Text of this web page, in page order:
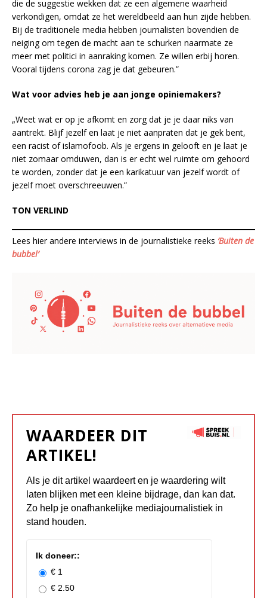
die de suggestie wekken dat ze een algemene waarheid
verkondigen, omdat ze het wereldbeeld aan hun zijde hebben.
Bij de traditionele media hebben journalisten bovendien de
neiging om tegen de macht aan te schurken naarmate ze
meer met politici in aanraking komen. Ze willen erbij horen.
Vooral tijdens corona zag je dat gebeuren.”
Wat voor advies heb je aan jonge opiniemakers?
„Weet wat er op je afkomt en zorg dat je je daar niks van
aantrekt. Blijf jezelf en laat je niet aanpraten dat je gek bent,
een racist of islamofoob. Als je ergens in gelooft en je laat je
niet zomaar omduwen, dan is er echt wel ruimte om gehoord
te worden, zonder dat je een karikatuur van jezelf wordt of
jezelf moet overschreeuwen.”
TON VERLIND
Lees hier andere interviews in de journalistieke reeks ‘Buiten de
bubbel’
WAARDEER DIT
ARTIKEL!
Als je dit artikel waardeert en je waardering wilt
laten blijken met een kleine bijdrage, dan kan dat.
Zo help je onafhankelijke mediajournalistiek in
stand houden.
Ik doneer::
€ 1
€ 2.50